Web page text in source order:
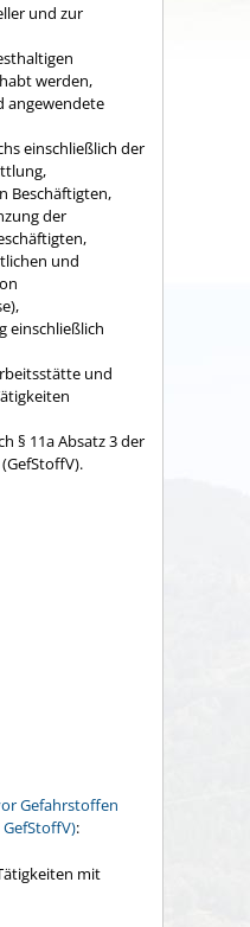
und zur
werden,
angewendete
einschließlich der
Beschäftigten,
der
und
einschließlich
und
§ 11a Absatz 3 der
Gefahrstoffen
:
mit